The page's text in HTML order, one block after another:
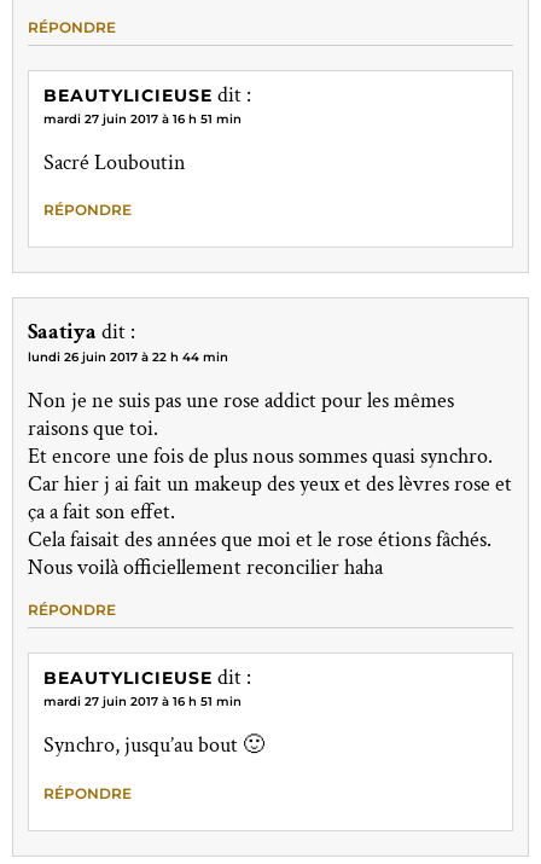
RÉPONDRE
BEAUTYLICIEUSE dit :
mardi 27 juin 2017 à 16 h 51 min
Sacré Louboutin
RÉPONDRE
Saatiya dit :
lundi 26 juin 2017 à 22 h 44 min
Non je ne suis pas une rose addict pour les mêmes
raisons que toi.
Et encore une fois de plus nous sommes quasi synchro.
Car hier j ai fait un makeup des yeux et des lèvres rose et
ça a fait son effet.
Cela faisait des années que moi et le rose étions fâchés.
Nous voilà officiellement reconcilier haha
RÉPONDRE
BEAUTYLICIEUSE dit :
mardi 27 juin 2017 à 16 h 51 min
Synchro, jusqu’au bout 🙂
RÉPONDRE